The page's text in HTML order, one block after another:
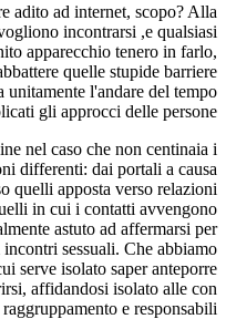
adito ad internet, scopo? Alla
incontrarsi ,e qualsiasi
apparecchio tenero in farlo,
quelle stupide barriere
unitamente l'andare del tempo
gli approcci delle persone.
nel caso che non centinaia i
differenti: dai portali a causa
quelli apposta verso relazioni
in cui i contatti avvengono
astuto ad affermarsi per
sessuali. Che abbiamo
serve isolato saper anteporre
affidandosi isolato alle con
e responsabili.